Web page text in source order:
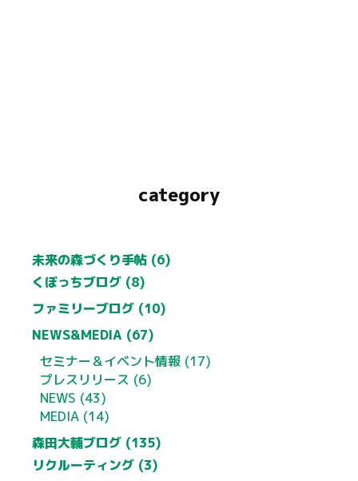
category
未来の森づくり手帖 (6)
くぼっちブログ (8)
ファミリーブログ (10)
NEWS&MEDIA (67)
セミナー＆イベント情報 (17)
プレスリリース (6)
NEWS (43)
MEDIA (14)
森田大輔ブログ (135)
リクルーティング (3)